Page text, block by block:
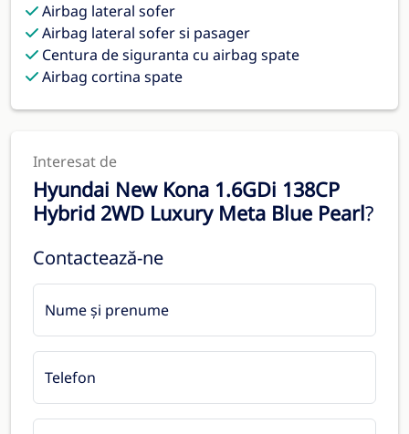
Airbag lateral sofer
Airbag lateral sofer si pasager
Centura de siguranta cu airbag spate
Airbag cortina spate
Interesat de
Hyundai New Kona 1.6GDi 138CP
Hybrid 2WD Luxury Meta Blue Pearl?
Contactează-ne
Nume și prenume
Telefon